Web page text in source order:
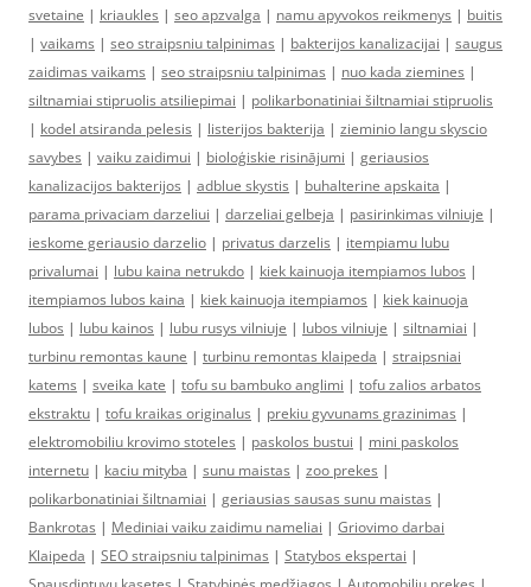
svetaine | kriaukles | seo apzvalga | namu apyvokos reikmenys | buitis
| vaikams | seo straipsniu talpinimas | bakterijos kanalizacijai | saugus
zaidimas vaikams | seo straipsniu talpinimas | nuo kada ziemines |
siltnamiai stipruolis atsiliepimai | polikarbonatiniai šiltnamiai stipruolis
| kodel atsiranda pelesis | listerijos bakterija | zieminio langu skyscio
savybes | vaiku zaidimui | bioloģiskie risinājumi | geriausios
kanalizacijos bakterijos | adblue skystis | buhalterine apskaita |
parama privaciam darzeliui | darzeliai gelbeja | pasirinkimas vilniuje |
ieskome geriausio darzelio | privatus darzelis | itempiamu lubu
privalumai | lubu kaina netrukdo | kiek kainuoja itempiamos lubos |
itempiamos lubos kaina | kiek kainuoja itempiamos | kiek kainuoja
lubos | lubu kainos | lubu rusys vilniuje | lubos vilniuje | siltnamiai |
turbinu remontas kaune | turbinu remontas klaipeda | straipsniai
katems | sveika kate | tofu su bambuko anglimi | tofu zalios arbatos
ekstraktu | tofu kraikas originalus | prekiu gyvunams grazinimas |
elektromobiliu krovimo stoteles | paskolos bustui | mini paskolos
internetu | kaciu mityba | sunu maistas | zoo prekes |
polikarbonatiniai šiltnamiai | geriausias sausas sunu maistas |
Bankrotas | Mediniai vaiku zaidimu nameliai | Griovimo darbai
Klaipeda | SEO straipsniu talpinimas | Statybos ekspertai |